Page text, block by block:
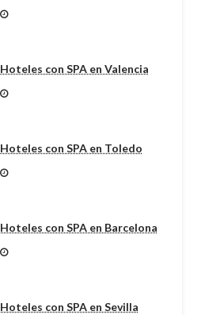
Hoteles con SPA en Valencia
Hoteles con SPA en Toledo
Hoteles con SPA en Barcelona
Hoteles con SPA en Sevilla